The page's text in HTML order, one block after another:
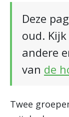
Deze
oud.
andere
van de
Twee